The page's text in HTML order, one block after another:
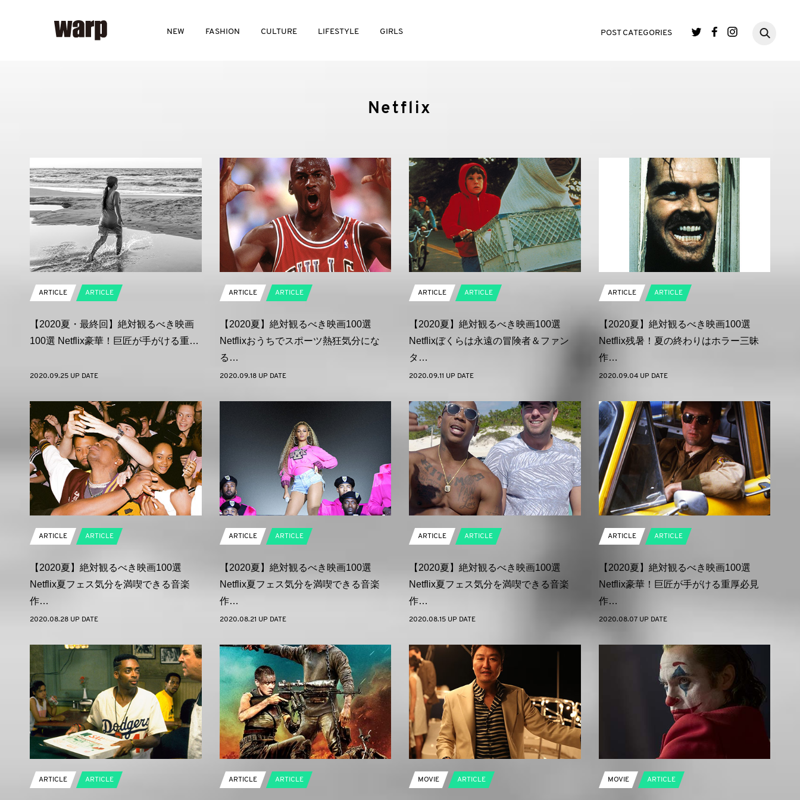
NEW FASHION CULTURE LIFESTYLE GIRLS POST CATEGORIES
Netflix
ARTICLE ARTICLE
【2020夏・最終回】絶対観るべき映画
100選 Netflix豪華！巨匠が手がける重…
2020.09.25 UP DATE
ARTICLE ARTICLE
【2020夏】絶対観るべき映画100選
Netflixおうちでスポーツ熱狂気分にな
る…
2020.09.18 UP DATE
ARTICLE ARTICLE
【2020夏】絶対観るべき映画100選
Netflixぼくらは永遠の冒険者＆ファン
タ…
2020.09.11 UP DATE
ARTICLE ARTICLE
【2020夏】絶対観るべき映画100選
Netflix残暑！夏の終わりはホラー三昧
作…
2020.09.04 UP DATE
ARTICLE ARTICLE
【2020夏】絶対観るべき映画100選
Netflix夏フェス気分を満喫できる音楽
作…
2020.08.28 UP DATE
ARTICLE ARTICLE
【2020夏】絶対観るべき映画100選
Netflix夏フェス気分を満喫できる音楽
作…
2020.08.21 UP DATE
ARTICLE ARTICLE
【2020夏】絶対観るべき映画100選
Netflix夏フェス気分を満喫できる音楽
作…
2020.08.15 UP DATE
ARTICLE ARTICLE
【2020夏】絶対観るべき映画100選
Netflix豪華！巨匠が手がける重厚必見
作…
2020.08.07 UP DATE
ARTICLE ARTICLE ARTICLE ARTICLE MOVIE ARTICLE MOVIE ARTICLE